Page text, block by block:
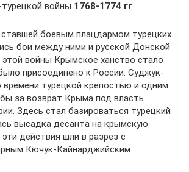
войны 1768-1774 гг
боевым плацдармом турецких
бои между ними и русской Донской
войны Крымское ханство стало
присоединено к России. Суджук-
времени турецкой крепостью и одним
за возврат Крыма под власть
Здесь стал базироваться турецкий
высадка десанта на крымскую
действия шли в разрез с
Кючук-Кайнарджийским